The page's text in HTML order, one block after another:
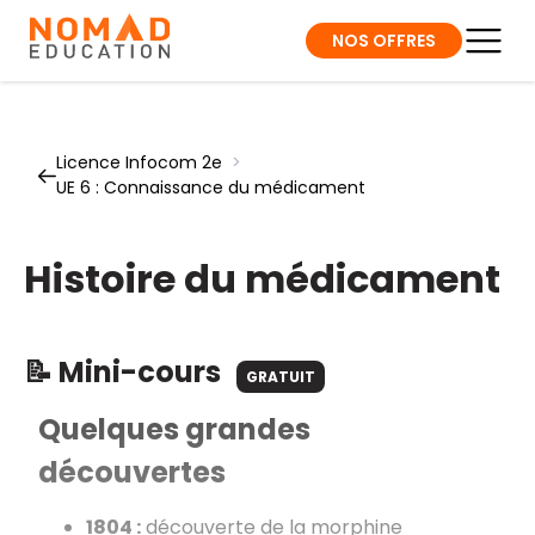
NOS OFFRES
Licence Infocom 2e >
UE 6 : Connaissance du médicament
Histoire du médicament
📝 Mini-cours GRATUIT
Quelques grandes
découvertes
1804 :découverte de la morphine